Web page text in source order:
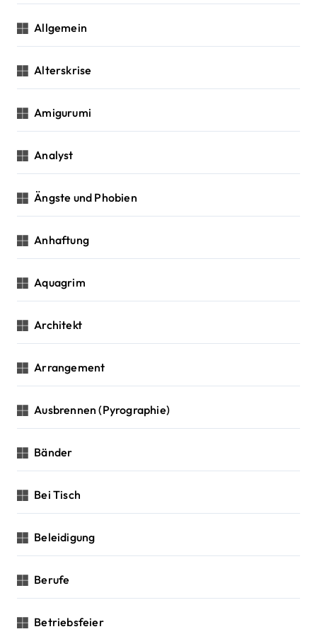
i
o
n
Allgemein
Alterskrise
Amigurumi
Analyst
Ängste und Phobien
Anhaftung
Aquagrim
Architekt
Arrangement
Ausbrennen (Pyrographie)
Bänder
Bei Tisch
Beleidigung
Berufe
Betriebsfeier